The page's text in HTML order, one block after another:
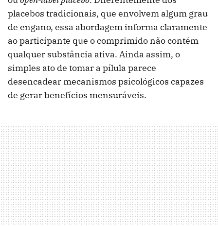
placebos tradicionais, que envolvem algum grau
de engano, essa abordagem informa claramente
ao participante que o comprimido não contém
qualquer substância ativa. Ainda assim, o
simples ato de tomar a pílula parece
desencadear mecanismos psicológicos capazes
de gerar benefícios mensuráveis.